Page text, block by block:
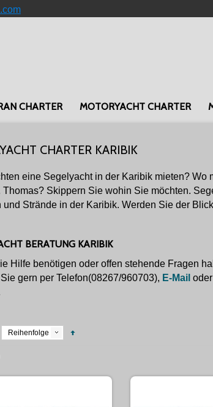
CHARTER MOTORYACHT CHARTER
CHARTER KARIBIK
eine Segelyacht in der Karibik mieten? Wo
Thomas? Skippern Sie wohin Sie möchten.
und Strände in der Karibik. Werden Sie der
BERATUNG KARIBIK
Hilfe benötigen oder offen stehende Fragen
gern per Telefon(08267/960703), E-Mail
Reihenfolge